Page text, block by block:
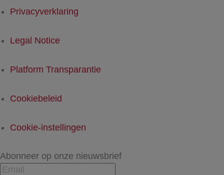
Privacyverklaring
Legal Notice
Platform Transparantie
Cookiebeleid
Cookie-instellingen
Abonneer op onze nieuwsbrief